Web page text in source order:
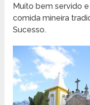
Muito bem servido
comida mineira
Sucesso.